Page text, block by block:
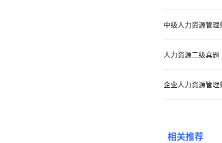
中级人力资源管理
人力资源二级真题
企业人力资源管
相关推荐